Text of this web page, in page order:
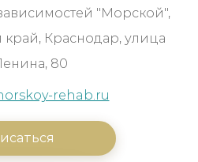
"Морской",
Краснодар, улица
80
rehab.ru